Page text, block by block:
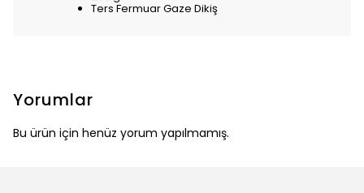
Ters Fermuar Gaze Dikiş
Yorumlar
Bu ürün için henüz yorum yapılmamış.